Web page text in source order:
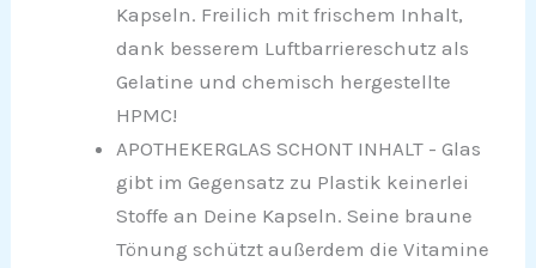
Kapseln. Freilich mit frischem Inhalt,
dank besserem Luftbarriereschutz als
Gelatine und chemisch hergestellte
HPMC!
APOTHEKERGLAS SCHONT INHALT - Glas
gibt im Gegensatz zu Plastik keinerlei
Stoffe an Deine Kapseln. Seine braune
Tönung schützt außerdem die Vitamine